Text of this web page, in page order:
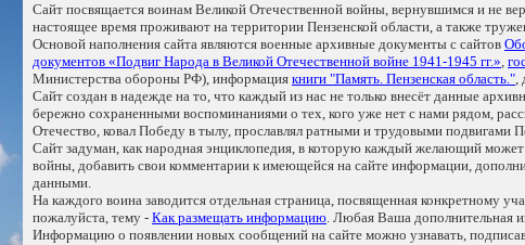
Сайт посвящается воинам Великой Отечественной войны, вернувшимся и не
настоящее время проживают на территории Пензенской области, а также
Основой наполнения сайта являются военные архивные документы с сайтов
документов «Подвиг Народа в Великой Отечественной войне 1941-1945 гг.»,
Министерства обороны РФ), информация книги "Память. Пензенская область.",
Сайт создан в надежде на то, что каждый из нас не только внесёт данные
бережно сохраненными воспоминаниями о тех, кого уже нет с нами рядом,
Отечество, ковал Победу в тылу, прославлял ратными и трудовыми подвигами
Сайт задуман, как народная энциклопедия, в которую каждый желающий
войны, добавить свои комментарии к имеющейся на сайте информации,
данными.
На каждого воина заводится отдельная страница, посвященная конкретному
пожалуйста, тему - Как размещать информацию. Любая Ваша дополнительная
Информацию о появлении новых сообщений на сайте можно узнавать,